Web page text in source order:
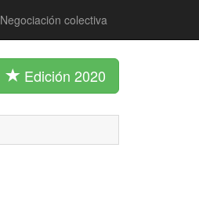
Negociación colectiva
Edición 2020